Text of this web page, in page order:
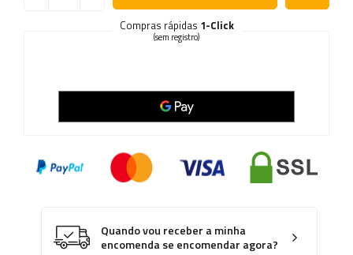
Compras rápidas 1-Click
(sem registro)
Quando vou receber a minha
encomenda se encomendar agora?